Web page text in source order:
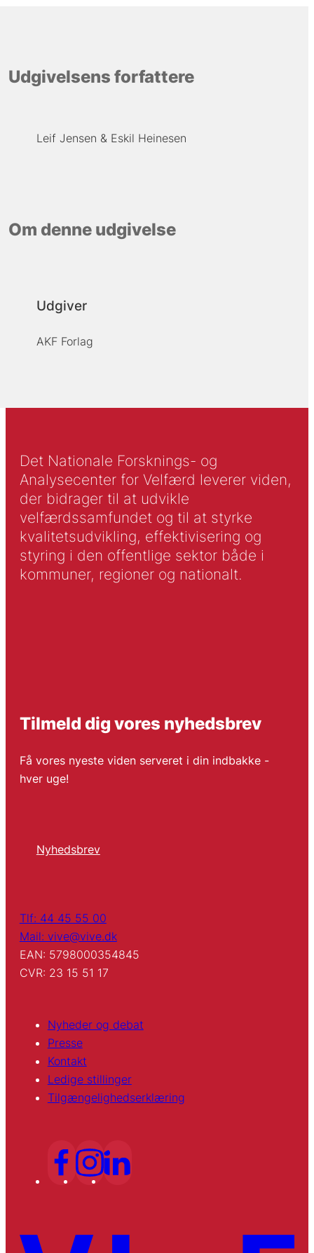
Udgivelsens forfattere
Leif Jensen Eskil Heinesen
Om denne udgivelse
Udgiver
AKF Forlag
Det Nationale Forsknings- og
Analysecenter for Velfærd leverer viden,
der bidrager til at udvikle
velfærdssamfundet og til at styrke
kvalitetsudvikling, effektivisering og
styring i den offentlige sektor både i
kommuner, regioner og nationalt.
Tilmeld dig vores nyhedsbrev
Få vores nyeste viden serveret i din indbakke -
hver uge!
Nyhedsbrev
Tlf: 44 45 55 00
Mail: vive@vive.dk
EAN: 5798000354845
CVR: 23 15 51 17
Nyheder og debat
Presse
Kontakt
Ledige stillinger
Tilgængelighedserklæring